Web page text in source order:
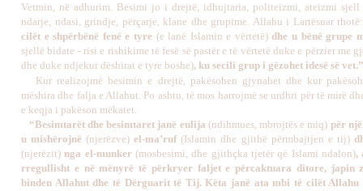
Vetmin, në adhurim. Besimi jo i drejtë, idhujtaria, politeizmi, ateizmi sjell
ndarje, ndasi, grindje, përçarje, klane dhe grupime. Allahu i Lartësuar
cilët e shpërbënë fenë e tyre (e lanë Islamin e vërtetë)dhe u bënë grupe
sjellë bidate - risi e rishikime të fesë së pastër e të vërtetë duke e përzier me
dhe duke ndjekur dëshirat e tyre boshe), ku secili grup i gëzohet idesë së vet.”
Kur realizojmë besimin e drejtë, pakësohen gjynahet dhe kur
mëshira dhe falja e Allahut. Po ashtu, të mos harrojmë se urdhri për të mirë
e keqja i pakëson mëkatet.
“Besimtarët dhe besimtaret janë eulija (ndihmues, mbrojtës e miq) për
u mishërojnë(njerëzve) el-ma’ruf(Islamin dhe gjithë përmbajtjen e tij)
(njerëzit) nga el-munker (mosbesimi, dhe gjithçka tjetër që Islami ndalon),
rregullisht e në mënyrë të përkryer faljet e përcaktuara ditore, japin
binden Allahut dhe të Dërguarit të Tij. Këta janë ata mbi të cilët Allahu